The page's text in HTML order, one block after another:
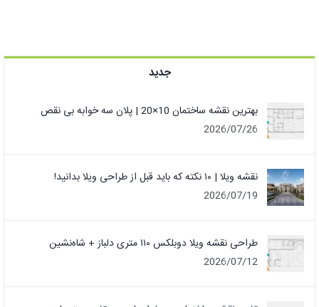
جدید
بهترین نقشه ساختمان 10×20 | پلان سه خوابه بی نقص
2026/07/26
نقشه ویلا | ۱۰ نکته که باید قبل از طراحی ویلا بدانید!
2026/07/19
طراحی نقشه ویلا دوبلکس ۱۱۰ متری دلباز + شاه‌نشین
2026/07/12